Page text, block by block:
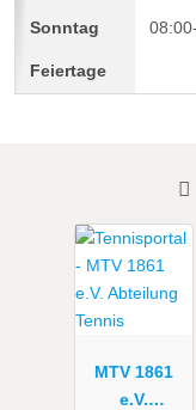
MTV 1861
e.V.